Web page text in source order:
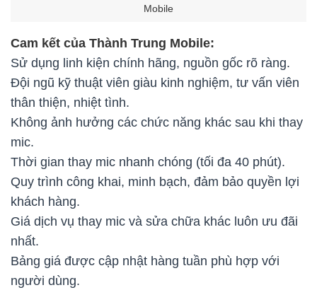
Mobile
Cam kết của Thành Trung Mobile:
Sử dụng linh kiện chính hãng, nguồn gốc rõ ràng.
Đội ngũ kỹ thuật viên giàu kinh nghiệm, tư vấn viên
thân thiện, nhiệt tình.
Không ảnh hưởng các chức năng khác sau khi thay
mic.
Thời gian thay mic nhanh chóng (tối đa 40 phút).
Quy trình công khai, minh bạch, đảm bảo quyền lợi
khách hàng.
Giá dịch vụ thay mic và sửa chữa khác luôn ưu đãi
nhất.
Bảng giá được cập nhật hàng tuần phù hợp với
người dùng.